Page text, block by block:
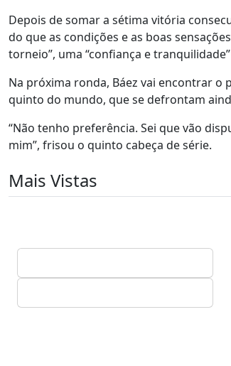
Depois de somar a sétima vitória
do que as condições e as boas
torneio”, uma “confiança e
Na próxima ronda, Báez vai encontrar o
quinto do mundo, que se defrontam
“Não tenho preferência. Sei que vão
mim”, frisou o quinto cabeça de série.
Mais Vistas